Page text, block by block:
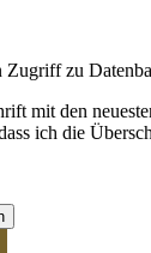
Zugriff zu
mit den
ich die